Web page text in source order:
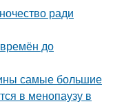
ради
до
самые большие
в менопаузу в